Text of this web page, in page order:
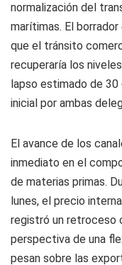
normalización del
marítimas. El
que el tránsito
recuperaría los
lapso estimado de
inicial por ambas
El avance de los
inmediato en el
de materias primas.
lunes, el precio
registró un retroceso
perspectiva de una
pesan sobre las